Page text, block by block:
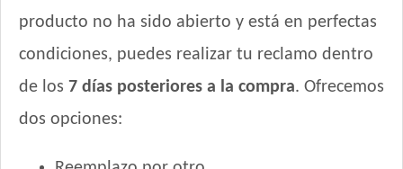
Royal Canin Perro Veterinary Satiety Support Weigth
Management Small Dog
Royal Canin Perro Veterinary Urinary S/O Small Dog
Sieger Perro Adulto Raza Pequeña
Supereco Perro Adulto
producto no ha sido abierto y está en perfectas
condiciones, puedes realizar tu reclamo dentro
de los 7 días posteriores a la compra. Ofrecemos
dos opciones: